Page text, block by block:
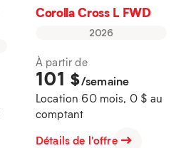
Corolla Cross L FWD
2026
À partir de
101 $/semaine
Location 60 mois, 0 $ au
comptant
Détails de l'offre